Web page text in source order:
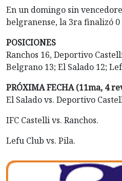
En un domingo sin
belgranense, la 3ra finalizó 0
POSICIONES
Ranchos 16, Deportivo
Belgrano 13; El Salado 12;
PRÓXIMA FECHA (11ma, 4
El Salado vs. Deportivo
IFC Castelli vs. Ranchos.
Lefu Club vs. Pila.